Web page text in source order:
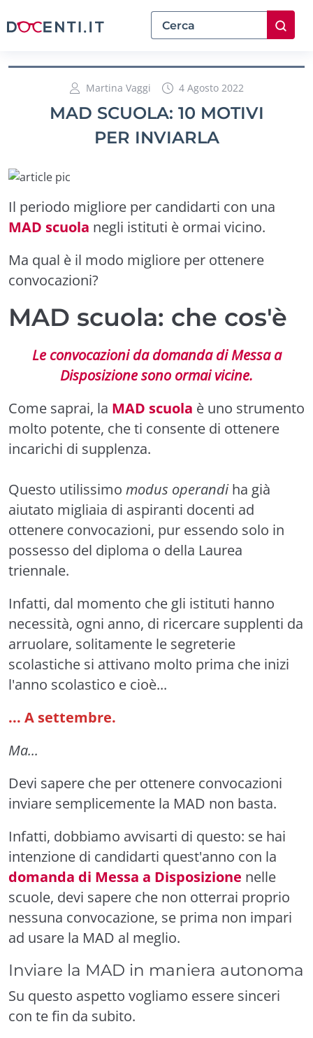
Martina Vaggi 4 Agosto 2022
MAD SCUOLA: 10 MOTIVI
PER INVIARLA
Il periodo migliore per candidarti con una
MAD scuola negli istituti è ormai vicino.
Ma qual è il modo migliore per ottenere
convocazioni?
MAD scuola: che cos'è
Le convocazioni da domanda di Messa a
Disposizione sono ormai vicine.
Come saprai, la MAD scuola è uno strumento
molto potente, che ti consente di ottenere
incarichi di supplenza.
Questo utilissimo modus operandiha già
aiutato migliaia di aspiranti docenti ad
ottenere convocazioni, pur essendo solo in
possesso del diploma o della Laurea
triennale.
Infatti, dal momento che gli istituti hanno
necessità, ogni anno, di ricercare supplenti da
arruolare, solitamente le segreterie
scolastiche si attivano molto prima che inizi
l'anno scolastico e cioè...
... A settembre.
Ma...
Devi sapere che per ottenere convocazioni
inviare semplicemente la MAD non basta.
Infatti, dobbiamo avvisarti di questo: se hai
intenzione di candidarti quest'anno con la
domanda di Messa a Disposizione nelle
scuole, devi sapere che non otterrai proprio
nessuna convocazione, se prima non impari
ad usare la MAD al meglio.
Inviare la MAD in maniera autonoma
Su questo aspetto vogliamo essere sinceri
con te fin da subito.